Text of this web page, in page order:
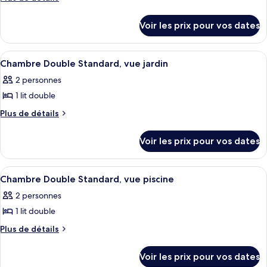
de
chambre :
Chambre
Familiale
le
type
de
Chambre
Familiale
Voir les prix pour vos dates
Afficher
toutes
les
photos
pour
de
chambre :
Chambre
Double
Standard,
jardin
Une chambre d’hôtel équipée d’un
5
Chambre Double Standard, vue jardin
2 personnes
1 lit double
Plus de détails
Plus
le
type
de
Chambre
Double
vue
Voir les prix pour vos dates
Afficher
toutes
les
photos
pour
Une chambre d’hôtel équipée d’un
5
Chambre Double Standard, vue piscine
2 personnes
1 lit double
Plus de détails
Plus
Voir les prix pour vos dates